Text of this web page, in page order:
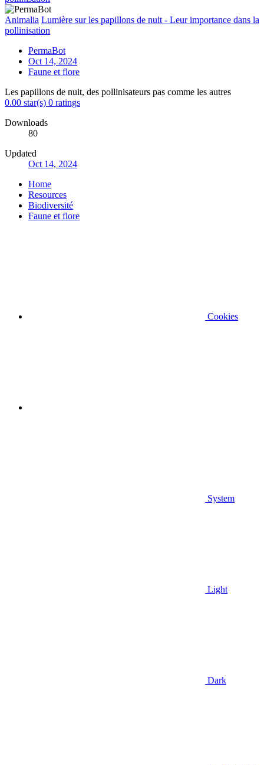
Animalia Lumière sur les papillons de nuit - Leur importance dans la
pollinisation
PermaBot
Oct 14, 2024
Faune et flore
Les papillons de nuit, des pollinisateurs pas comme les autres
0.00 star(s) 0 ratings
Downloads
80
Updated
Oct 14, 2024
Home
Resources
Biodiversité
Faune et flore
Cookies
System
Light
Dark